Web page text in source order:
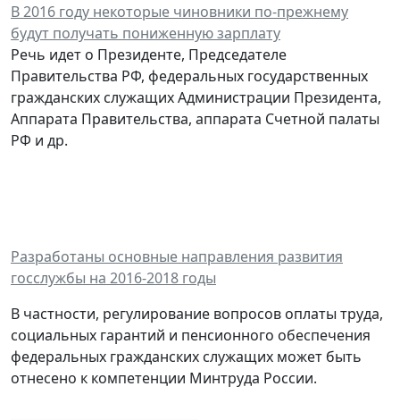
В 2016 году некоторые чиновники по-прежнему
будут получать пониженную зарплату
Речь идет о Президенте, Председателе
Правительства РФ, федеральных государственных
гражданских служащих Администрации Президента,
Аппарата Правительства, аппарата Счетной палаты
РФ и др.
Разработаны основные направления развития
госслужбы на 2016-2018 годы
В частности, регулирование вопросов оплаты труда,
социальных гарантий и пенсионного обеспечения
федеральных гражданских служащих может быть
отнесено к компетенции Минтруда России.